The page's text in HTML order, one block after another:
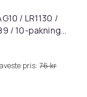
/ LR1130 /
/ 10-pakning
pris: 76 kr